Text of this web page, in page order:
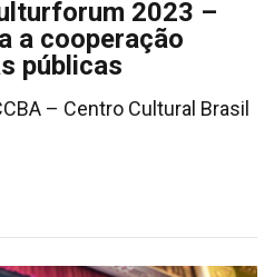
2023 –
a cooperação
públicas
– Centro Cultural Brasil